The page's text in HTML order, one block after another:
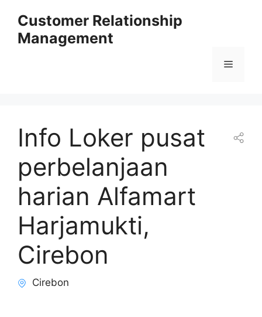
content
Customer Relationship
Management
Menu
Info Loker pusat
perbelanjaan
harian Alfamart
Harjamukti,
Cirebon
Cirebon